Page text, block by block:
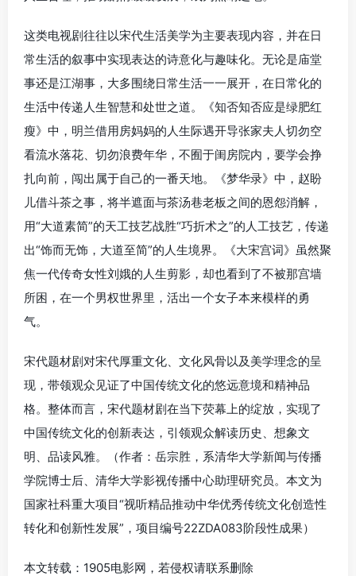
这类电视剧往往以宋代生活美学为主要表现内容，并在日
常生活的叙事中实现表达的诗意化与趣味化。无论是庙堂
事还是江湖事，大多围绕日常生活一一展开，在日常化的
生活中传递人生智慧和处世之道。《知否知否应是绿肥红
瘦》中，明兰借用房妈妈的人生际遇开导张家夫人切勿空
看流水落花、切勿浪费年华，不囿于闺房院内，要学会挣
扎向前，闯出属于自己的一番天地。《梦华录》中，赵盼
儿借斗茶之事，将半遮面与茶汤巷老板之间的恩怨消解，
用“大道素简”的天工技艺战胜“巧折术之”的人工技艺，传递
出“饰而无饰，大道至简”的人生境界。《大宋宫词》虽然聚
焦一代传奇女性刘娥的人生剪影，却也看到了不被那宫墙
所困，在一个男权世界里，活出一个女子本来模样的勇
气。
宋代题材剧对宋代厚重文化、文化风骨以及美学理念的呈
现，带领观众见证了中国传统文化的悠远意境和精神品
格。整体而言，宋代题材剧在当下荧幕上的绽放，实现了
中国传统文化的创新表达，引领观众解读历史、想象文
明、品读风雅。
（作者：岳宗胜，系清华大学新闻与传播
学院博士后、清华大学影视传播中心助理研究员。本文为
国家社科重大项目“视听精品推动中华优秀传统文化创造性
转化和创新性发展”，项目编号22ZDA083阶段性成果）
本文转载：1905电影网，若侵权请联系删除